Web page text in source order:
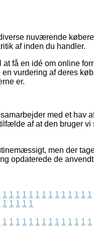
nuværende
af inden du handler.
få en idé om online
vurdering af deres
er.
med et hav
af at den bruger
men der
opdaterede de
1 1 1 1 1 1 1 1 1 1 1 1 1 1
1 1 1 1 1
1 1 1 1 1 1 1 1 1 1 1 1 1 1